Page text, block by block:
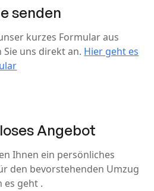
senden
kurzes Formular aus
uns direkt an. Hier geht es
Angebot
Ihnen ein persönliches
den bevorstehenden Umzug
es geht .